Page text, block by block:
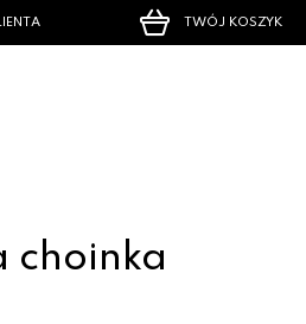
TWÓJ KOSZYK
choinka